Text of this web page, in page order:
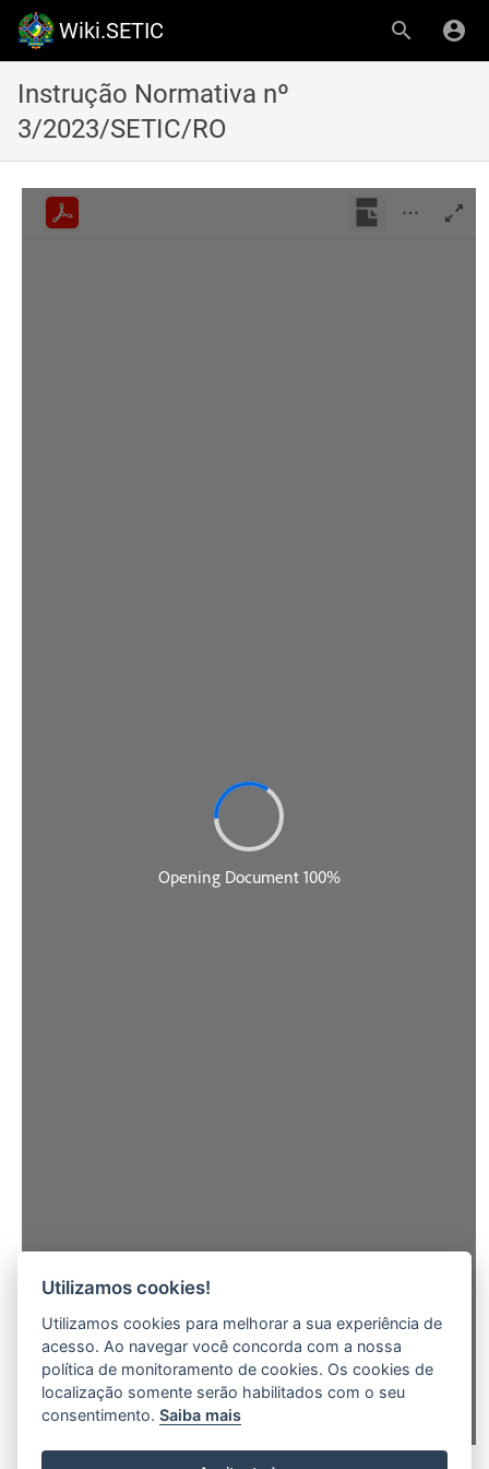
Wiki.SETIC
Instrução Normativa nº
3/2023/SETIC/RO
Utilizamos cookies!
Utilizamos cookies para melhorar a sua experiência de
acesso. Ao navegar você concorda com a nossa
política de monitoramento de cookies. Os cookies de
localização somente serão habilitados com o seu
consentimento.Saiba mais